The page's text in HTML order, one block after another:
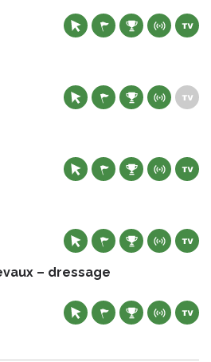
– dressage